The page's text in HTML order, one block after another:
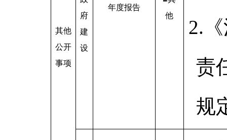
其他
公开
事项
府
建
设
年度报告
他
2.
责
规